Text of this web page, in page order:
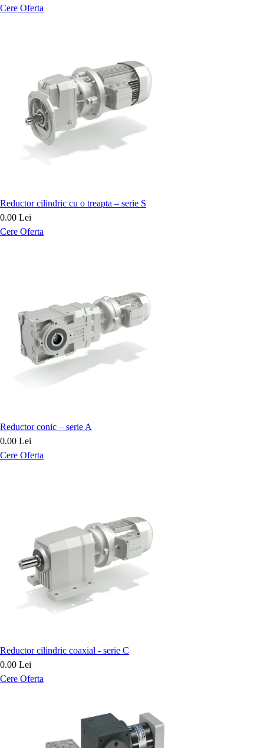
Cere Oferta
Reductor cilindric cu o treapta – serie S
0.00 Lei
Cere Oferta
Reductor conic – serie A
0.00 Lei
Cere Oferta
Reductor cilindric coaxial - serie C
0.00 Lei
Cere Oferta